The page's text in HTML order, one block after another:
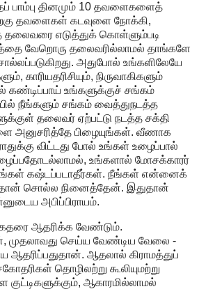
பாம்பு தினமும் 10 தவளைகளைத்
தவளைகள் கடவுளை நோக்கி,
எடுத்துக் கொள்ளும்படி
வேறொரு தலைவரில்லாமல் தாங்களே
அதுபோல் உங்களிலேயே
காரியதரிசியும், நிருவாகிகளும்
கண்டிப்பாய் உங்களுக்குச் சங்கம்
நீங்களும் சங்கம் வைத்துநடத்த
தலைவர் ஏற்பட்டு நடத்த சக்தி
அனுசரித்தே பிழையுங்கள். வீணாக
விட்டது போல் உங்கள் உழைப்பால்
உங்களால் மோசக்காரர்
நீங்கள் கஷ்டப்படாதீர்கள். நீங்கள் என்னைக்
சொல்ல நினைத்தேன். இதுதான்
அபிப்பிராயம்.
ஆதரிக்க வேண்டும்.
முதலாவது செய்ய வேண்டிய வேலை -
ஆதரிப்பதுதான். ஆதலால் கிராமத்துப்
தொழிலற்று கூலியுமற்று
ஆகாரமில்லாமல்